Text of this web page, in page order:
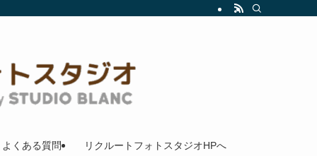
よくある質問 リクルートフォトスタジオHPへ